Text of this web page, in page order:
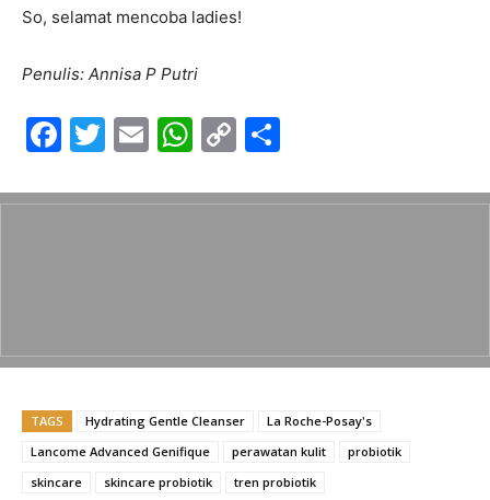
So, selamat mencoba ladies!
Penulis: Annisa P Putri
F
c
o
k
T
itt
E
ai
W
at
p
C
p
k
ar
TAGS Hydrating Gentle Cleanser
La Roche-Posay's
Lancome Advanced Genifique
perawatan kulit
probiotik
skincare
skincare probiotik tren probiotik